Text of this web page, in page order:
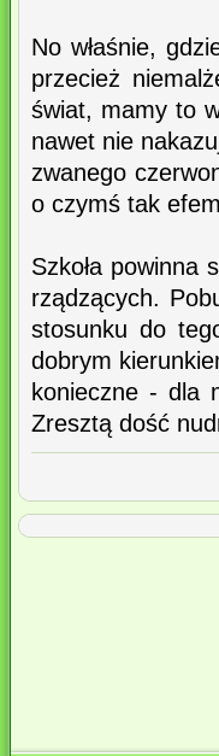
No właśnie,
przecież
świat, mamy to
nawet nie
zwanego
o czymś tak
Szkoła powinna
rządzących.
stosunku do
dobrym
konieczne - dla
Zresztą dość